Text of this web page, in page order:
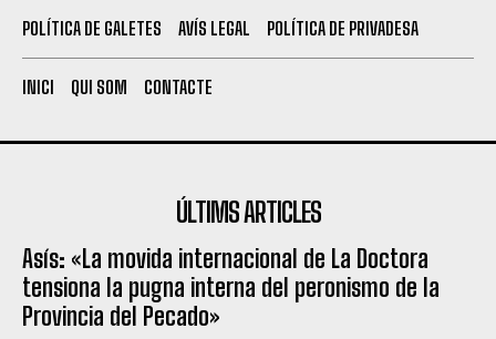
POLÍTICA DE GALETES AVÍS LEGAL POLÍTICA DE PRIVADESA
INICI QUI SOM CONTACTE
ÚLTIMS ARTICLES
Asís: «La movida internacional de La Doctora
tensiona la pugna interna del peronismo de la
Provincia del Pecado»